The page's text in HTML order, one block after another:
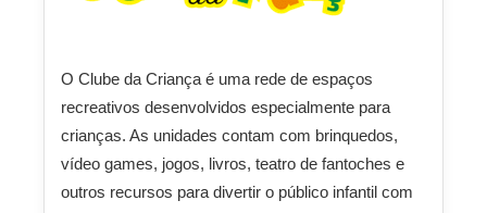
O Clube da Criança é uma rede de espaços
recreativos desenvolvidos especialmente para
crianças. As unidades contam com brinquedos,
vídeo games, jogos, livros, teatro de fantoches e
outros recursos para divertir o público infantil com